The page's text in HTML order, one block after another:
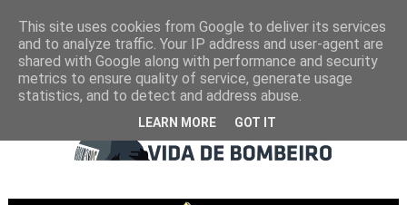
This site uses cookies from Google to deliver its services
and to analyze traffic. Your IP address and user-agent are
shared with Google along with performance and security
metrics to ensure quality of service, generate usage
statistics, and to detect and address abuse.
LEARN MORE GOT IT